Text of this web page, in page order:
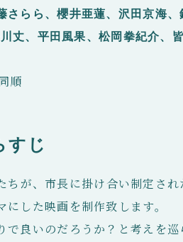
らら、櫻井亜蓮、沢田京海
、平田風果、松岡拳紀介、
順
すじ
が、市長に掛け合い制定さ
した映画を制作致します。
良いのだろうか？と考えを